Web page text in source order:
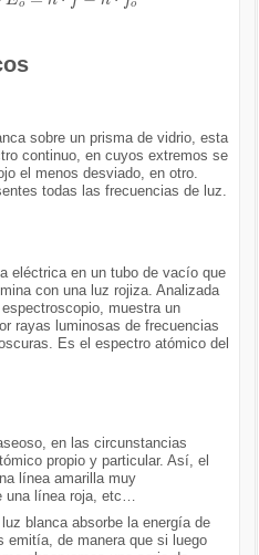
sobre un prisma de vidrio, esta
continuo, en cuyos extremos se
el menos desviado, en otro.
todas las frecuencias de luz.
eléctrica en un tubo de vacío que
con una luz rojiza. Analizada
muestra un
rayas luminosas de frecuencias
Es el espectro atómico del
en las circunstancias
propio y particular. Así, el
línea amarilla muy
línea roja, etc…
blanca absorbe la energía de
emitía, de manera que si luego